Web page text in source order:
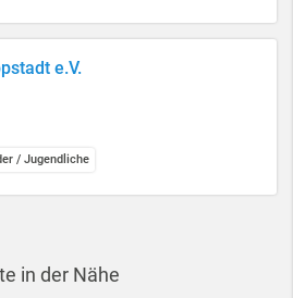
e.V.
/ Jugendliche
in der Nähe